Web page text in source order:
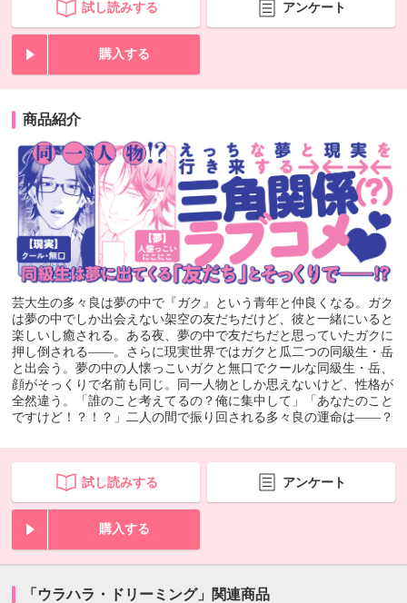
試し読みする アンケート
購入する
商品紹介
芸大生の多々良は夢の中で『ガク』という青年と仲良くなる。ガク
は夢の中でしか出会えない架空の友だちだけど、彼と一緒にいると
楽しいし癒される。ある夜、夢の中で友だちだと思っていたガクに
押し倒される――。さらに現実世界ではガクと瓜二つの同級生・岳
と出会う。夢の中の人懐っこいガクと無口でクールな同級生・岳、
顔がそっくりで名前も同じ。同一人物としか思えないけど、性格が
全然違う。「誰のこと考えてるの？俺に集中して」「あなたのこと
ですけど！？！？」二人の間で振り回される多々良の運命は――？
試し読みする アンケート
購入する
「ウラハラ・ドリーミング」関連商品